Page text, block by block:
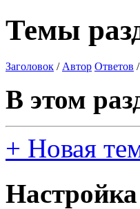
Темы
Заголовок / Автор Ответов /
В этом
+ Новая